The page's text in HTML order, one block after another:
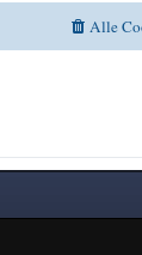
Alle